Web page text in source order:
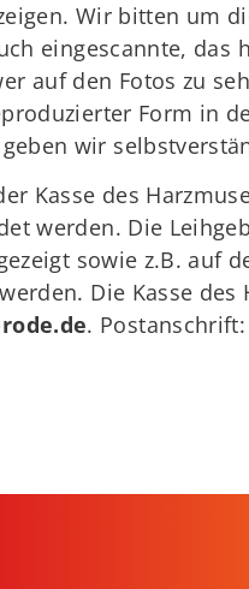
Wir bitten um
eingescannte, das
auf den Fotos zu
Form in
wir
Kasse des
werden. Die
sowie z.B. auf
Die Kasse
.